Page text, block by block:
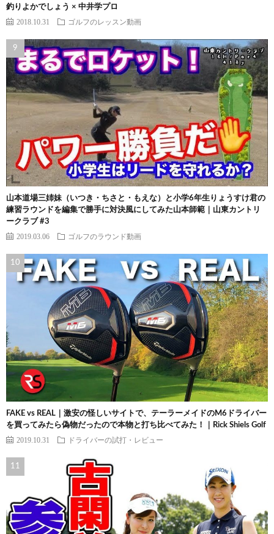
釣りよかでしょう × 中井学プロ
2018.10.31 ゴルフのレッスン動画
山本道場三姉妹（いつき・ちさと・もえな）と小学6年生りょうすけ君の
練習ラウンドを編集で勝手に対決風にしてみた山本師範｜山東カントリ
ークラブ #3
2019.03.06 ゴルフのラウンド動画
FAKE vs REAL｜激安の怪しいサイトで、テーラーメイドのM6ドライバー
を買ってみたら偽物だったので本物と打ち比べてみた！｜Rick Shiels Golf
2019.10.31 ドライバーの試打・レビュー